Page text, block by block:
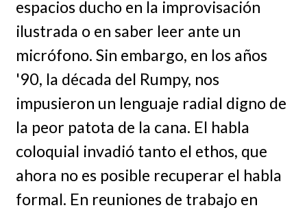
espacios ducho en la improvisación
ilustrada o en saber leer ante un
micrófono. Sin embargo, en los años
'90, la década del Rumpy, nos
impusieron un lenguaje radial digno de
la peor patota de la cana. El habla
coloquial invadió tanto el ethos, que
ahora no es posible recuperar el habla
formal. En reuniones de trabajo en